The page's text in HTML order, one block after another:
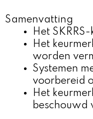
Samenvatting
Het
Het
worden
Systemen
voorbereid
Het
beschouwd